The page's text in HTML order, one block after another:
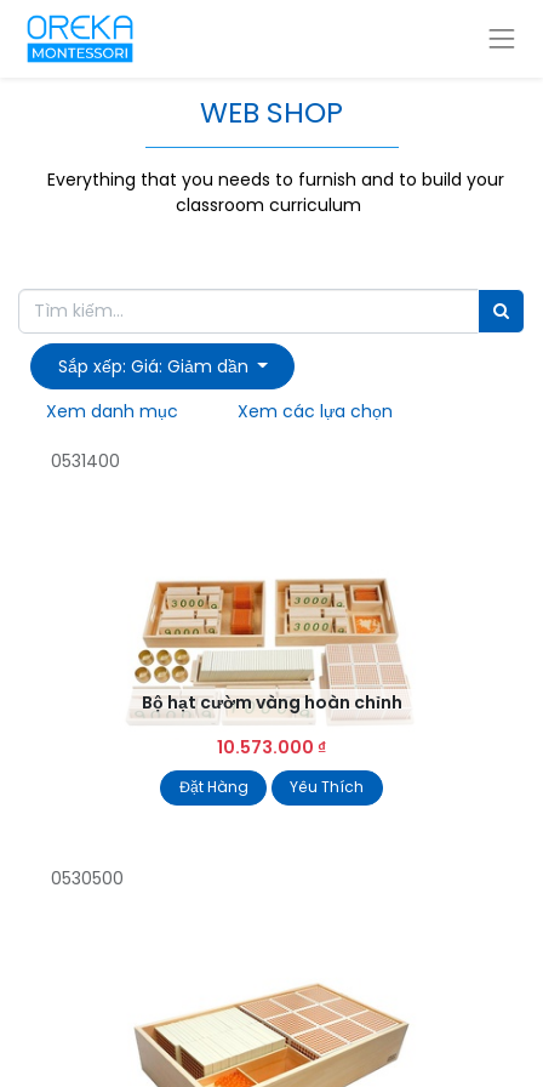
WEB SHOP
Everything that you needs to furnish and to build your
classroom curriculum
Sắp xếp: Giá: Giảm dần
Xem danh mục
Xem các lựa chọn
0531400
Bộ hạt cườm vàng hoàn chỉnh
10.573.000 ₫
Đặt Hàng Yêu Thích
0530500